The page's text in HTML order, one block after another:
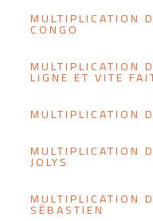
MULTIPLICATION
CONGO
MULTIPLICATION
LIGNE ET VITE
MULTIPLICATION
MULTIPLICATION
JOLYS
MULTIPLICATION
SÉBASTIEN